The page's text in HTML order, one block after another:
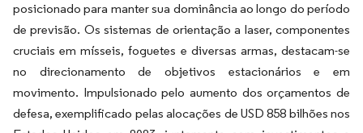
posicionado para manter sua dominância ao longo do período
de previsão. Os sistemas de orientação a laser, componentes
cruciais em mísseis, foguetes e diversas armas, destacam-se
no direcionamento de objetivos estacionários e em
movimento. Impulsionado pelo aumento dos orçamentos de
defesa, exemplificado pelas alocações de USD 858 bilhões nos